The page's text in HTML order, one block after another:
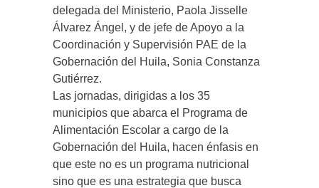
delegada del Ministerio, Paola Jisselle
Álvarez Ángel, y de jefe de Apoyo a la
Coordinación y Supervisión PAE de la
Gobernación del Huila, Sonia Constanza
Gutiérrez.
Las jornadas, dirigidas a los 35
municipios que abarca el Programa de
Alimentación Escolar a cargo de la
Gobernación del Huila, hacen énfasis en
que este no es un programa nutricional
sino que es una estrategia que busca